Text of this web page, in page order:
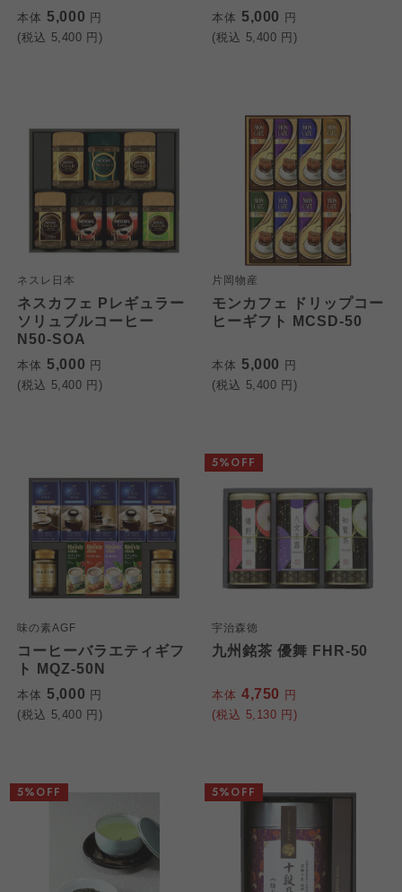
本体 5,000 円
(税込 5,400 円)
本体 5,000 円
(税込 5,400 円)
ネスレ日本
ネスカフェ Pレギュラー
ソリュブルコーヒー
N50-SOA
本体 5,000 円
(税込 5,400 円)
片岡物産
モンカフェ ドリップコー
ヒーギフト MCSD-50
本体 5,000 円
(税込 5,400 円)
味の素AGF
コーヒーバラエティギフ
ト MQZ-50N
本体 5,000 円
(税込 5,400 円)
宇治森徳
九州銘茶 優舞 FHR-50
本体 4,750 円
(税込 5,130 円)
5%OFF
5%OFF 5%OFF
ご利用約款（ご利用規約・ご利
用規程）について
このサイトは7つの生協から業務委託を受けて、
個人情報保護方針について
このサイトは7つの生協から業務委託を受けて、
コープきんき事業連合が運営しています。お預
かりしている個人情報については、コープ事業
特定商取引法に基づく表記につ
このサイトは7つの生協から業務委託を受けて、